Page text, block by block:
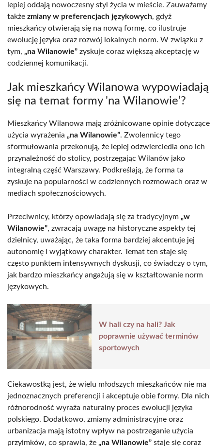
lepiej oddają nowoczesny styl życia w mieście. Zauważamy
także zmiany w preferencjach językowych, gdyż
mieszkańcy otwierają się na nową formę, co ilustruje
ewolucję języka oraz rozwój lokalnych norm. W związku z
tym, „na Wilanowie” zyskuje coraz większą akceptację w
codziennej komunikacji.
Jak mieszkańcy Wilanowa wypowiadają
się na temat formy 'na Wilanowie’?
Mieszkańcy Wilanowa mają zróżnicowane opinie dotyczące
użycia wyrażenia „na Wilanowie”. Zwolennicy tego
sformułowania przekonują, że lepiej odzwierciedla ono ich
przynależność do stolicy, postrzegając Wilanów jako
integralną część Warszawy. Podkreślają, że forma ta
zyskuje na popularności w codziennych rozmowach oraz w
mediach społecznościowych.
Przeciwnicy, którzy opowiadają się za tradycyjnym „w
Wilanowie”, zwracają uwagę na historyczne aspekty tej
dzielnicy, uważając, że taka forma bardziej akcentuje jej
autonomię i wyjątkowy charakter. Temat ten staje się
często punktem intensywnych dyskusji, co świadczy o tym,
jak bardzo mieszkańcy angażują się w kształtowanie norm
językowych.
W hali czy na hali? Jak
poprawnie używać terminów
sportowych
Ciekawostką jest, że wielu młodszych mieszkańców nie ma
jednoznacznych preferencji i akceptuje obie formy. Dla nich
różnorodność wyraża naturalny proces ewolucji języka
polskiego. Dodatkowo, zmiany administracyjne oraz
urbanizacja mają istotny wpływ na postrzeganie użycia
przyimków, co sprawia, że „na Wilanowie” staje się coraz